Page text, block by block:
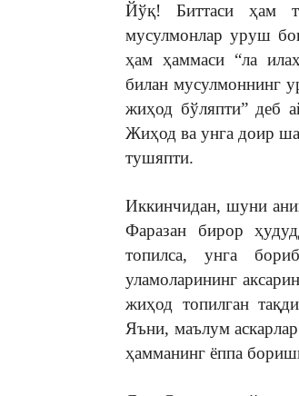
Йўқ! Биттаси ҳам
мусулмонлар уруш
ҳам ҳаммаси “ла
билан мусулмоннинг
жиҳод бўляпти” деб
Жиҳод ва унга доир
тушяпти.
Иккинчидан, шуни
Фаразан бирор
топилса, унга
уламоларининг
жиҳод топилган
Яъни, маълум
ҳамманинг ёппа